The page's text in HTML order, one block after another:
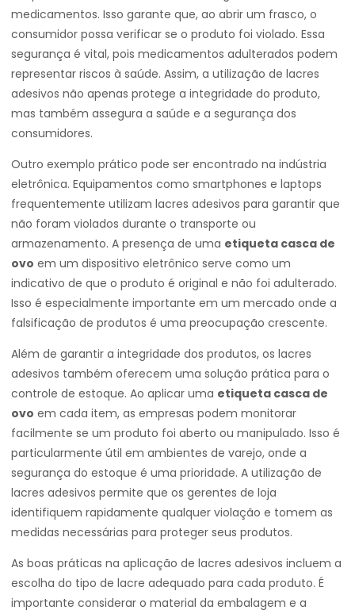
medicamentos. Isso garante que, ao abrir um frasco, o
consumidor possa verificar se o produto foi violado. Essa
segurança é vital, pois medicamentos adulterados podem
representar riscos à saúde. Assim, a utilização de lacres
adesivos não apenas protege a integridade do produto,
mas também assegura a saúde e a segurança dos
consumidores.
Outro exemplo prático pode ser encontrado na indústria
eletrônica. Equipamentos como smartphones e laptops
frequentemente utilizam lacres adesivos para garantir que
não foram violados durante o transporte ou
armazenamento. A presença de uma etiqueta casca de
ovo em um dispositivo eletrônico serve como um
indicativo de que o produto é original e não foi adulterado.
Isso é especialmente importante em um mercado onde a
falsificação de produtos é uma preocupação crescente.
Além de garantir a integridade dos produtos, os lacres
adesivos também oferecem uma solução prática para o
controle de estoque. Ao aplicar uma etiqueta casca de
ovo em cada item, as empresas podem monitorar
facilmente se um produto foi aberto ou manipulado. Isso é
particularmente útil em ambientes de varejo, onde a
segurança do estoque é uma prioridade. A utilização de
lacres adesivos permite que os gerentes de loja
identifiquem rapidamente qualquer violação e tomem as
medidas necessárias para proteger seus produtos.
As boas práticas na aplicação de lacres adesivos incluem a
escolha do tipo de lacre adequado para cada produto. É
importante considerar o material da embalagem e a